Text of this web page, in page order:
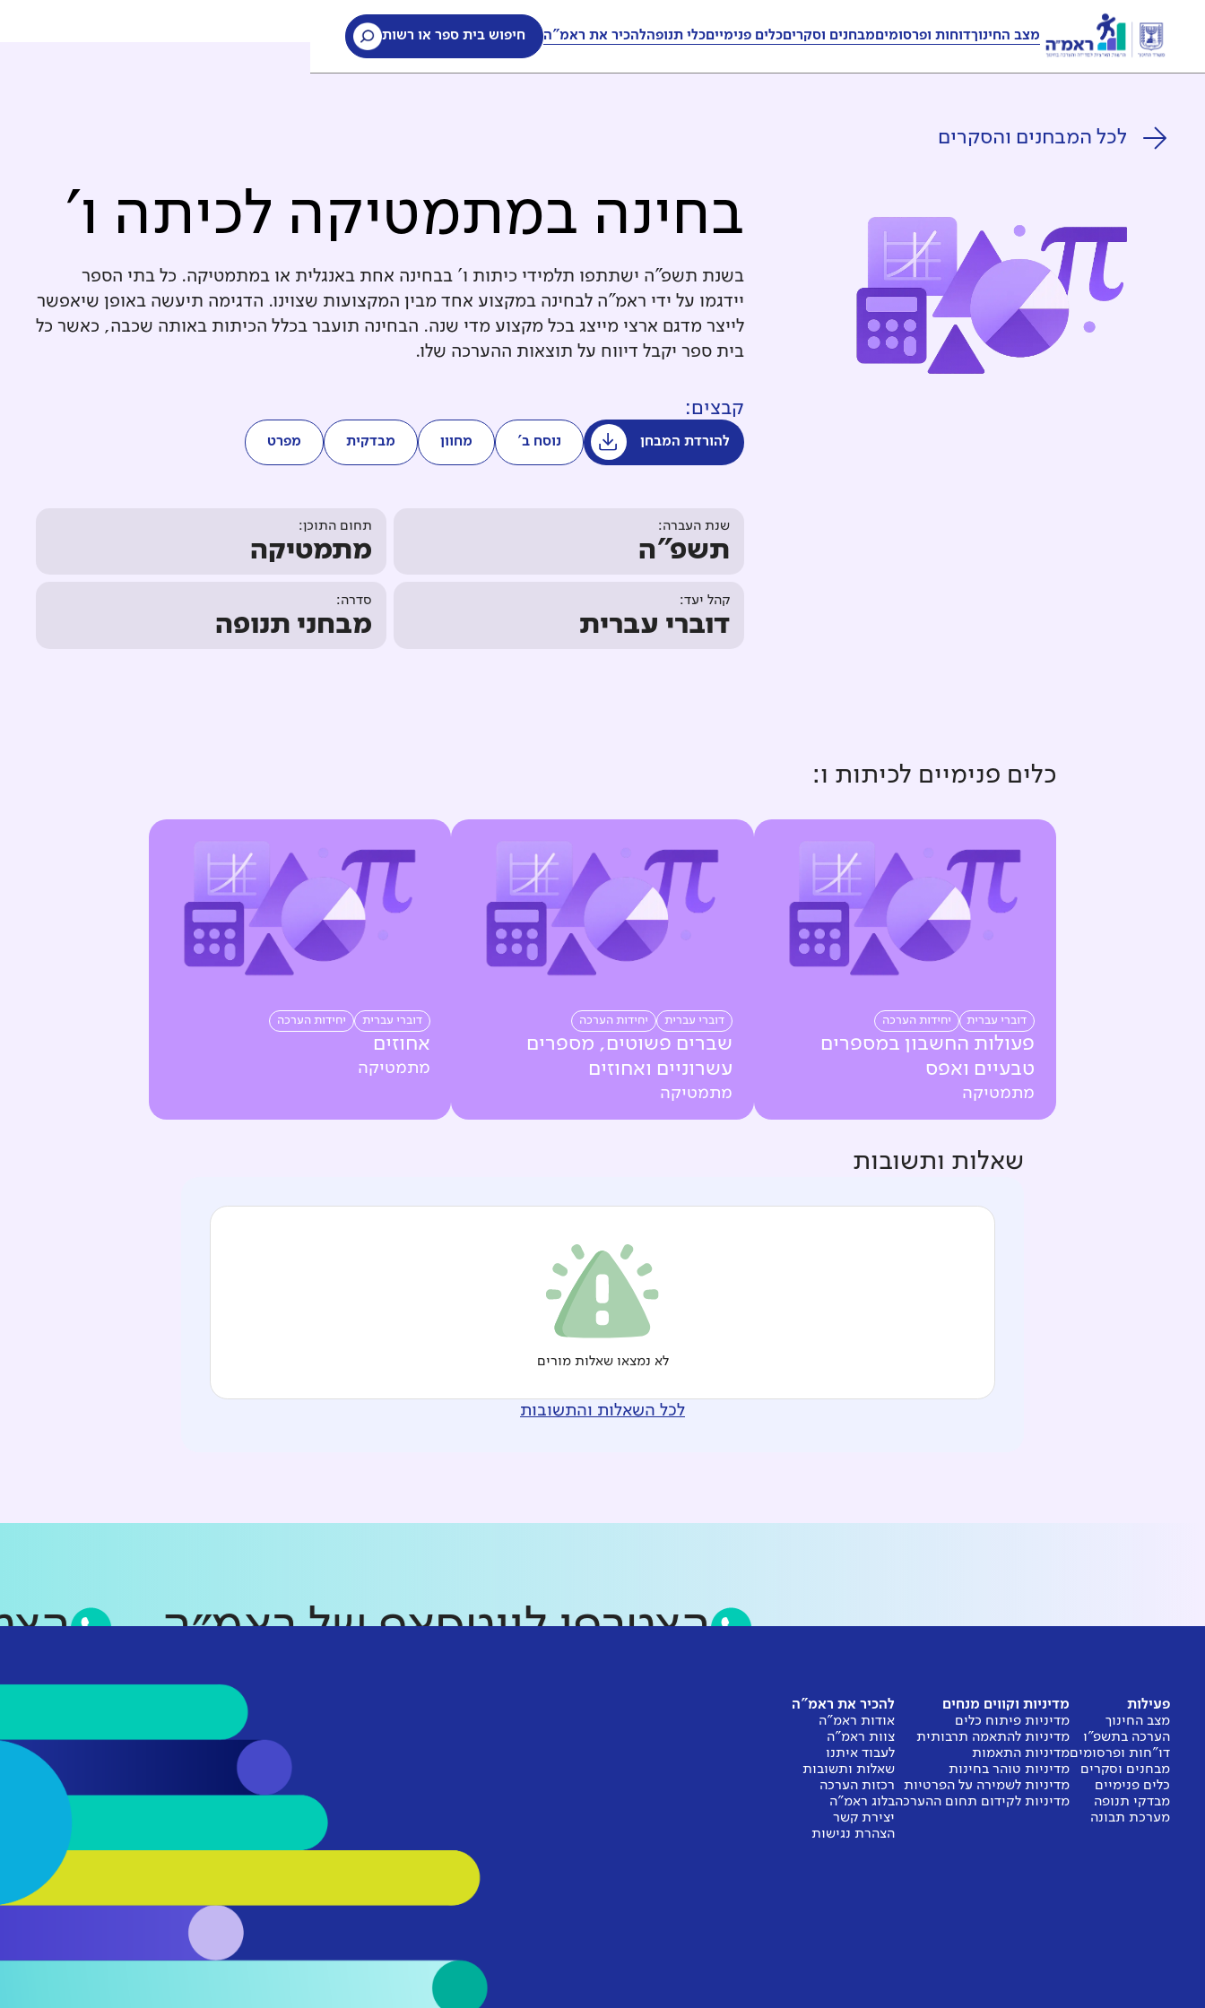
מצב החינוךדוחות ופרסומיםמבחנים וסקריםכלים פנימייםכלי תנופהלהכיר את ראמ"ה חיפוש בית ספר או רשות
לכל המבחנים והסקרים
בחינה במתמטיקה לכיתה ו'
בשנת תשפ"ה ישתתפו תלמידי כיתות ו' בבחינה אחת באנגלית או במתמטיקה. כל בתי הספר
יידגמו על ידי ראמ"ה לבחינה במקצוע אחד מבין המקצועות שצוינו. הדגימה תיעשה באופן שיאפשר
לייצר מדגם ארצי מייצג בכל מקצוע מדי שנה. הבחינה תועבר בכלל הכיתות באותה שכבה, כאשר כל
בית ספר יקבל דיווח על תוצאות ההערכה שלו.
קבצים:
להורדת המבחן נוסח ב' מחוון מבדקית מפרט
שנת העברה:
תשפ"ה
תחום התוכן:
מתמטיקה
קהל יעד:
דוברי עברית
סדרה:
מבחני תנופה
כלים פנימיים לכיתות ו:
דוברי עברית יחידות הערכה
פעולות החשבון במספרים
טבעיים ואפס
מתמטיקה
דוברי עברית יחידות הערכה
שברים פשוטים, מספרים
עשרוניים ואחוזים
מתמטיקה
דוברי עברית יחידות הערכה
אחוזים
מתמטיקה
שאלות ותשובות
לא נמצאו שאלות מורים
לכל השאלות והתשובות
הצטרפו לווטסאפ של ראמ״ה
פעילות
מצב החינוך
הערכה בתשפ"ו
דו"חות ופרסומים
מבחנים וסקרים
כלים פנימיים
מבדקי תנופה
מערכת תבונה
מדיניות וקווים מנחים
מדיניות פיתוח כלים
מדיניות להתאמה תרבותית
מדיניות התאמות
מדיניות טוהר בחינות
מדיניות לשמירה על הפרטיות
מדיניות לקידום תחום ההערכה
להכיר את ראמ"ה
אודות ראמ"ה
צוות ראמ"ה
לעבוד איתנו
שאלות ותשובות
רכזות הערכה
בלוג ראמ"ה
יצירת קשר
הצהרת נגישות